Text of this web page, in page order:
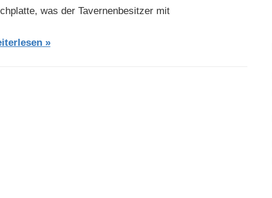
was der Tavernenbesitzer mit